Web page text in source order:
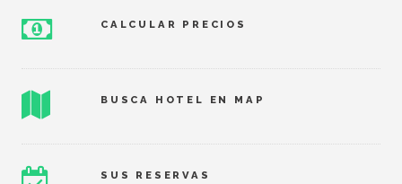
CALCULAR PRECIOS
BUSCA HOTEL EN MAP
SUS RESERVAS